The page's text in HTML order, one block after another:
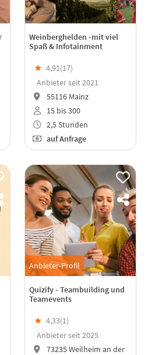
Weinberghelden -mit viel
Spaß & Infotainment
★ 4,91(17)
Anbieter seit 2021
55116 Mainz
15 bis 300
2,5 Stunden
auf Anfrage
Anbieter-Profil
Quizify - Teambuilding und
Teamevents
★ 4,33(1)
Anbieter seit 2025
73235 Weilheim an der